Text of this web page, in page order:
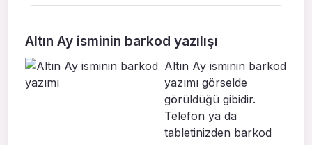
Altın Ay isminin barkod yazılışı
Altın Ay isminin barkod
yazımı görselde
görüldüğü gibidir.
Telefon ya da
tabletinizden barkod